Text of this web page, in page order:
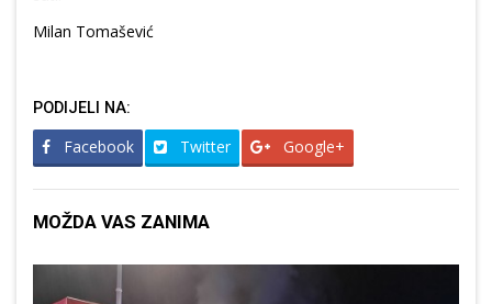
Milan Tomašević
PODIJELI NA:
Facebook Twitter Google+
MOŽDA VAS ZANIMA